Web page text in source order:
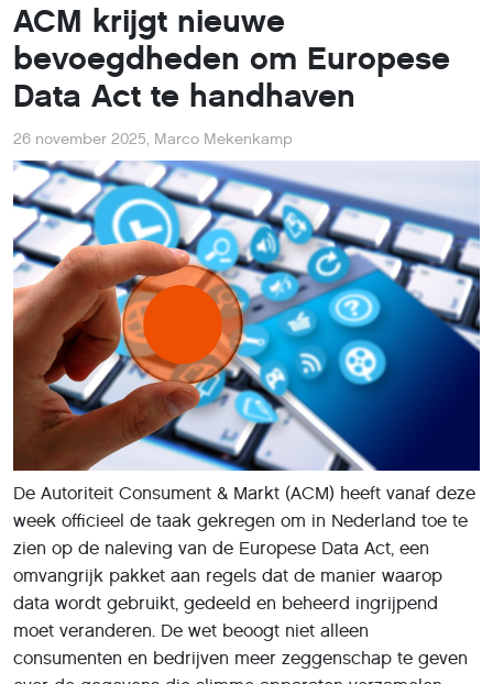
ACM krijgt nieuwe
bevoegdheden om Europese
Data Act te handhaven
26 november 2025, Marco Mekenkamp
De Autoriteit Consument & Markt (ACM) heeft vanaf deze
week officieel de taak gekregen om in Nederland toe te
zien op de naleving van de Europese Data Act, een
omvangrijk pakket aan regels dat de manier waarop
data wordt gebruikt, gedeeld en beheerd ingrijpend
moet veranderen. De wet beoogt niet alleen
consumenten en bedrijven meer zeggenschap te geven